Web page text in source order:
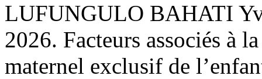
LUFUNGULO BAHATI
2026. Facteurs associés à
maternel exclusif de